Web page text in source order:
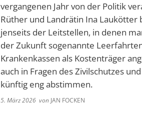
vergangenen Jahr von der Politik
Rüther und Landrätin Ina
jenseits der Leitstellen, in denen
der Zukunft sogenannte
Krankenkassen als Kostenträger
auch in Fragen des Zivilschutzes
künftig eng abstimmen.
5. März 2026 von JAN FOCKEN